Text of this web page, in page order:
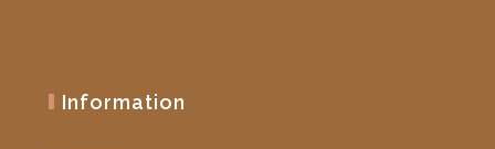
Information